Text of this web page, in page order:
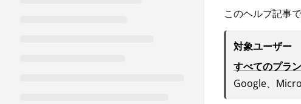
このヘルプ記事
対象ユーザー
すべてのプラン
Google、